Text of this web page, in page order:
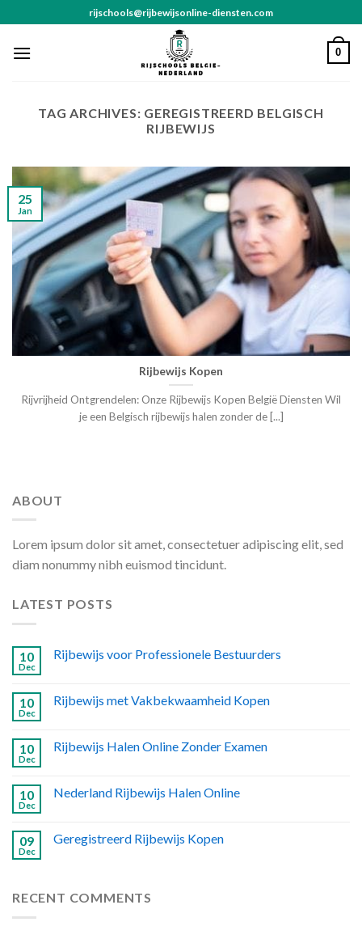
to
content
rijschools@rijbewijsonline-diensten.com
0
TAG ARCHIVES: GEREGISTREERD BELGISCH
RIJBEWIJS
Rijbewijs Kopen
Rijvrijheid Ontgrendelen: Onze Rijbewijs Kopen België Diensten Wil
je een Belgisch rijbewijs halen zonder de [...]
25
Jan
ABOUT
Lorem ipsum dolor sit amet, consectetuer adipiscing elit, sed
diam nonummy nibh euismod tincidunt.
LATEST POSTS
10
Dec
Rijbewijs voor Professionele Bestuurders
10
Dec
Rijbewijs met Vakbekwaamheid Kopen
10
Dec
Rijbewijs Halen Online Zonder Examen
10
Dec
Nederland Rijbewijs Halen Online
09
Dec
Geregistreerd Rijbewijs Kopen
RECENT COMMENTS